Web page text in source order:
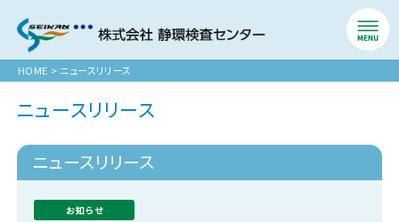
HOME > ニュースリリース
ニュースリリース
ニュースリリース
お知らせ